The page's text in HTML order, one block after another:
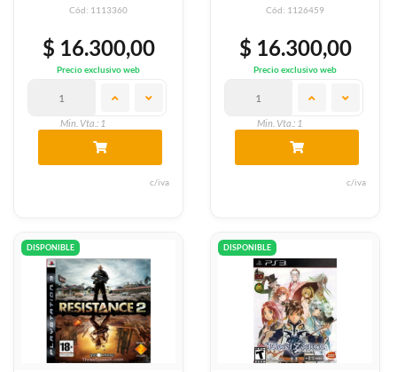
Cód: 1113360
$ 16.300,00
Precio exclusivo web
Min. Vta.: 1
c/iva
Cód: 1126459
$ 16.300,00
Precio exclusivo web
Min. Vta.: 1
c/iva
DISPONIBLE DISPONIBLE